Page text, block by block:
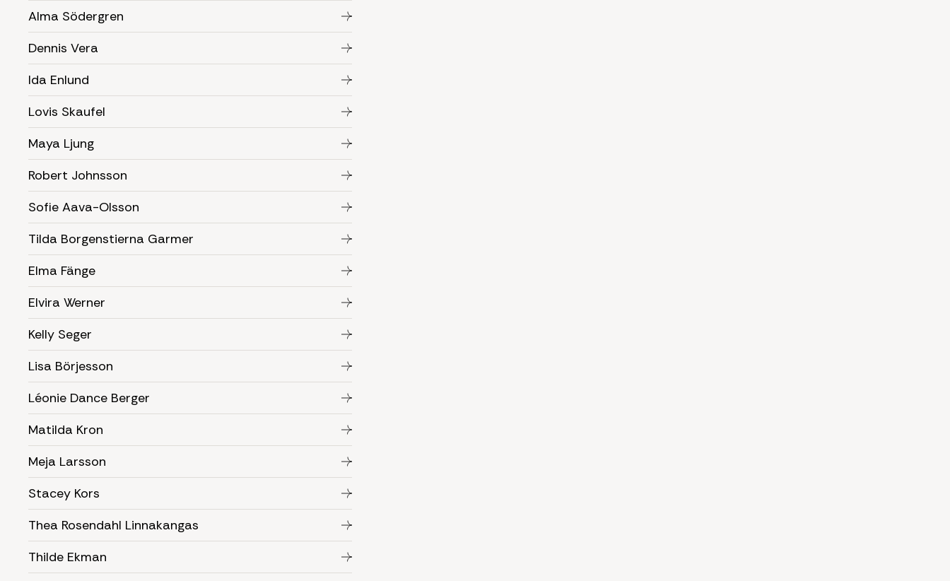
Alma Södergren
Dennis Vera
Ida Enlund
Lovis Skaufel
Maya Ljung
Robert Johnsson
Sofie Aava-Olsson
Tilda Borgenstierna Garmer
Elma Fänge
Elvira Werner
Kelly Seger
Lisa Börjesson
Léonie Dance Berger
Matilda Kron
Meja Larsson
Stacey Kors
Thea Rosendahl Linnakangas
Thilde Ekman